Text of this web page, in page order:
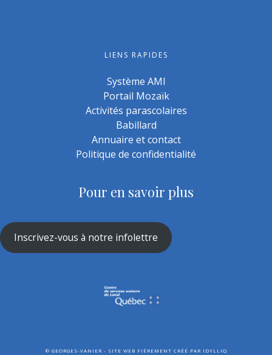
LIENS RAPIDES
Système AMI
Portail Mozaïk
Activités parascolaires
Babillard
Annuaire et contact
Politique de confidentialité
Pour en savoir plus
Inscrivez-vous à notre infolettre
© GEORGES-VANIER - SITE WEB FIÈREMENT CRÉÉ PAR IDYLLIQ